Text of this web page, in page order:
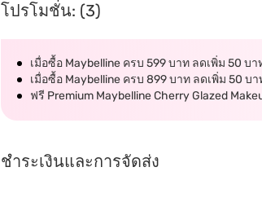
โปรโมชั่น: (3)
เมื่อซื้อ Maybelline ครบ 599 บาท ลดเพิ่ม 50 บา
เมื่อซื้อ Maybelline ครบ 899 บาท ลดเพิ่ม 50 บา
ฟรี Premium Maybelline Cherry Glazed
ชำระเงินและการจัดส่ง